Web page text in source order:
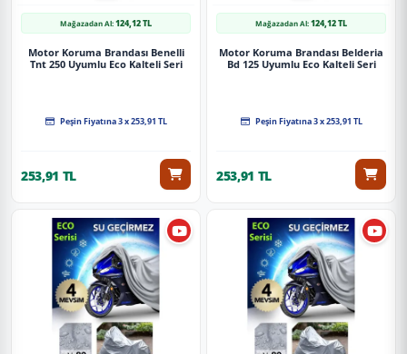
Mağazadan Al:124,12 TL
Motor Koruma Brandası Benelli
Tnt 250 Uyumlu Eco Kalteli Seri
Peşin Fiyatına 3 x 253,91 TL
253,91 TL
Mağazadan Al:124,12 TL
Motor Koruma Brandası Belderia
Bd 125 Uyumlu Eco Kalteli Seri
Peşin Fiyatına 3 x 253,91 TL
253,91 TL